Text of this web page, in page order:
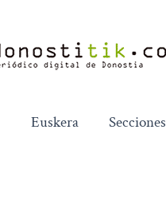
Euskera Secciones